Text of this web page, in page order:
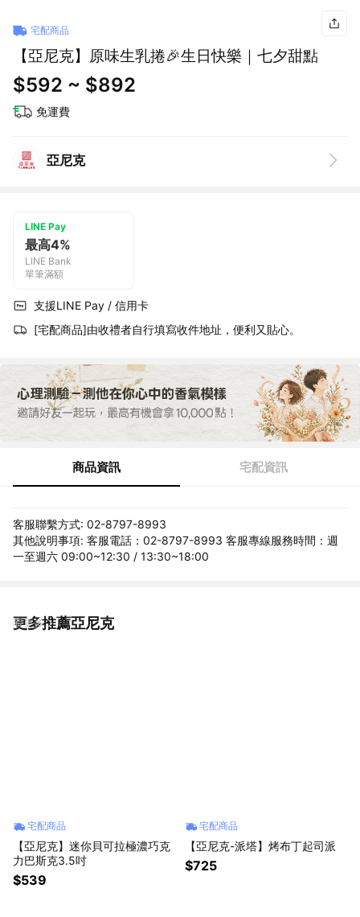
宅配商品
【亞尼克】原味生乳捲🎉生日快樂｜七夕甜點
$592 ~ $892
免運費
亞尼克
LINE Pay
最高4%
LINE Bank
單筆滿額
支援LINE Pay / 信用卡
[宅配商品]由收禮者自行填寫收件地址，便利又貼心。
商品資訊 宅配資訊
客服聯繫方式: 02-8797-8993
其他說明事項: 客服電話：02-8797-8993 客服專線服務時間：週
一至週六 09:00~12:30 / 13:30~18:00
更多推薦亞尼克
看更多
宅配商品
【亞尼克】迷你貝可拉極濃巧克
力巴斯克3.5吋
$539
宅配商品
【亞尼克-派塔】烤布丁起司派
$725